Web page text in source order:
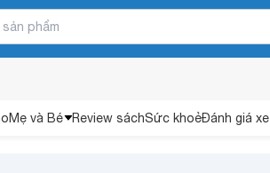
Mẹ và Bé Review sáchSức khoẻĐánh giá xe